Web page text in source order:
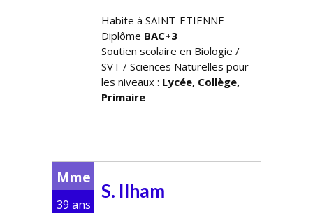
Habite à SAINT-ETIENNE
Diplôme BAC+3
Soutien scolaire en Biologie /
SVT / Sciences Naturelles pour
les niveaux : Lycée, Collège,
Primaire
Mme
39 ans
S. Ilham